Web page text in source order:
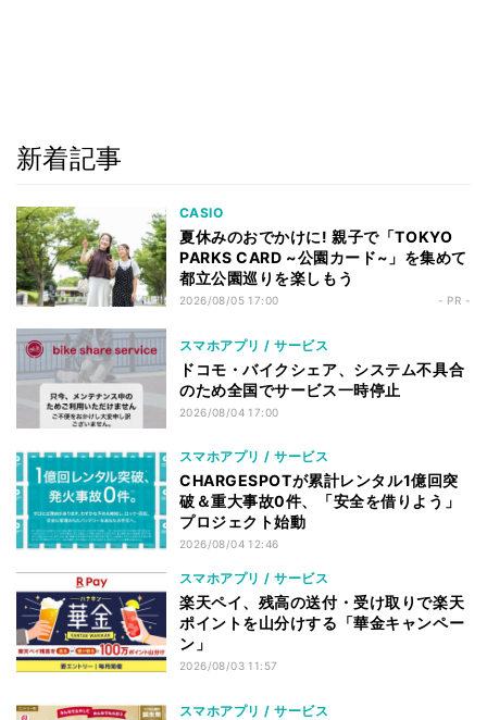
新着記事
CASIO
夏休みのおでかけに! 親子で「TOKYO
PARKS CARD ~公園カード~」を集めて
都立公園巡りを楽しもう
2026/08/05 17:00 - PR -
スマホアプリ / サービス
ドコモ・バイクシェア、システム不具合
のため全国でサービス一時停止
2026/08/04 17:00
スマホアプリ / サービス
CHARGESPOTが累計レンタル1億回突
破＆重大事故0件、「安全を借りよう」
プロジェクト始動
2026/08/04 12:46
スマホアプリ / サービス
楽天ペイ、残高の送付・受け取りで楽天
ポイントを山分けする「華金キャンペー
ン」
2026/08/03 11:57
スマホアプリ / サービス